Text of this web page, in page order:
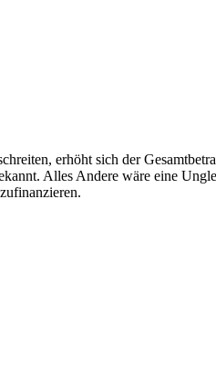
erhöht sich der
Alles Andere wäre eine